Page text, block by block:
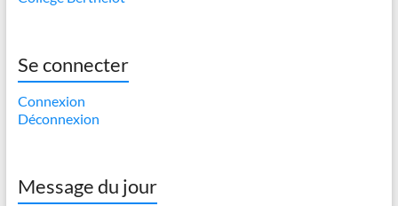
Se connecter
Connexion
Déconnexion
Message du jour